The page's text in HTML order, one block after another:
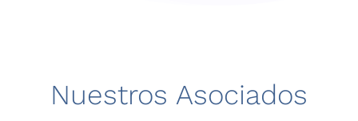
Nuestros Asociados